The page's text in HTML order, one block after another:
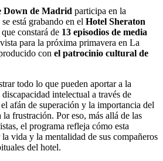
Down de Madrid participa en la
está grabando en el Hotel Sheraton
constará de 13 episodios de media
para la próxima primavera en La
con el patrocinio cultural de
todo lo que pueden aportar a la
intelectual a través de
afán de superación y la importancia del
frustración. Por eso, más allá de las
el programa refleja cómo esta
vida y la mentalidad de sus compañeros
del hotel.